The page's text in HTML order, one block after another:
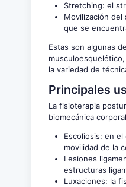
Stretching: el
Movilización del
que se
Estas son algunas
la variedad de
Principales
La fisioterapia
biomecánica
Escoliosis: en
movilidad de la
Lesiones
estructuras
Luxaciones: la